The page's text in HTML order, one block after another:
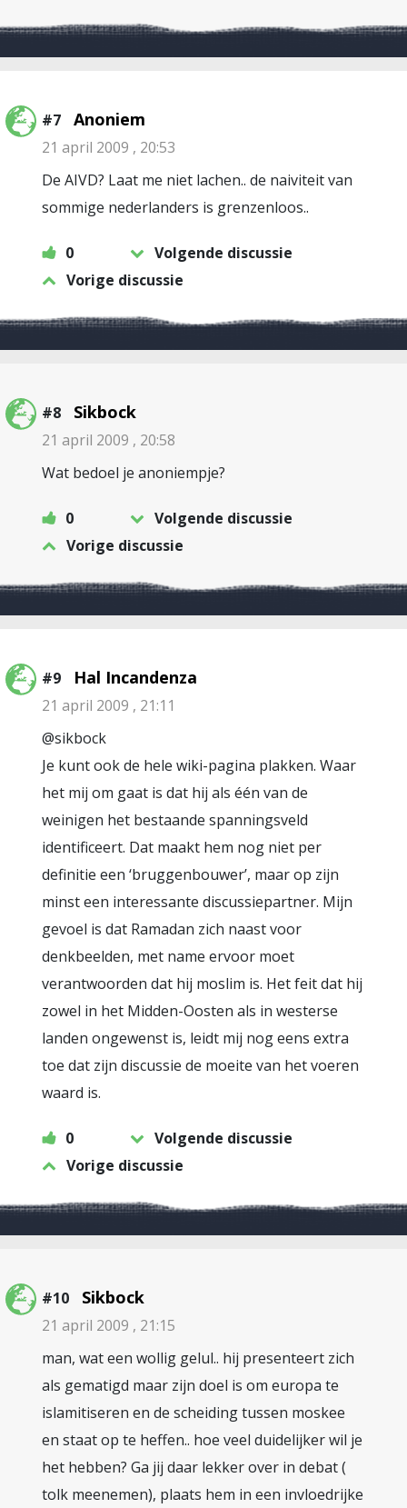
#7 Anoniem
21 april 2009 , 20:53
De AIVD? Laat me niet lachen.. de naiviteit van
sommige nederlanders is grenzenloos..
0
Volgende discussie
Vorige discussie
#8 Sikbock
21 april 2009 , 20:58
Wat bedoel je anoniempje?
0
Volgende discussie
Vorige discussie
#9 Hal Incandenza
21 april 2009 , 21:11
@sikbock
Je kunt ook de hele wiki-pagina plakken. Waar
het mij om gaat is dat hij als één van de
weinigen het bestaande spanningsveld
identificeert. Dat maakt hem nog niet per
definitie een ‘bruggenbouwer’, maar op zijn
minst een interessante discussiepartner. Mijn
gevoel is dat Ramadan zich naast voor
denkbeelden, met name ervoor moet
verantwoorden dat hij moslim is. Het feit dat hij
zowel in het Midden-Oosten als in westerse
landen ongewenst is, leidt mij nog eens extra
toe dat zijn discussie de moeite van het voeren
waard is.
0
Volgende discussie
Vorige discussie
#10 Sikbock
21 april 2009 , 21:15
man, wat een wollig gelul.. hij presenteert zich
als gematigd maar zijn doel is om europa te
islamitiseren en de scheiding tussen moskee
en staat op te heffen.. hoe veel duidelijker wil je
het hebben? Ga jij daar lekker over in debat (
tolk meenemen), plaats hem in een invloedrijke